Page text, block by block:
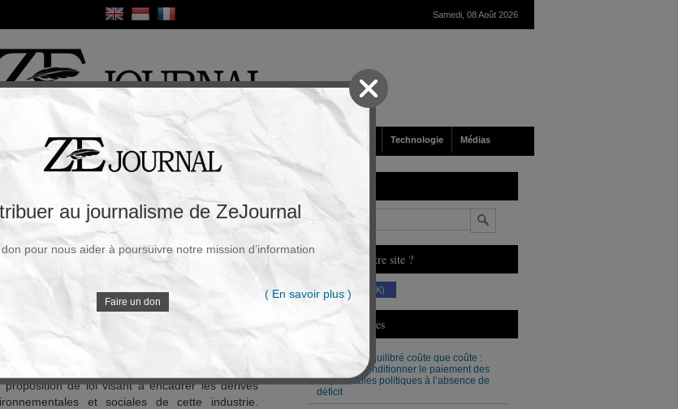
Samedi, 08 Août 2026
Religion Sport France / Europe Société Technologie Médias
reconversion très douteuse de
Souscrire à la newsletter
ministre de l’Intérieur, Christophe Castaner, a
trouvé une nouvelle vocation : conseiller
l’empire chinois de la mode jetable, sur les
à pic, alors que l’Assemblée nationale examine
proposition de loi visant à encadrer les dérives
et sociales de cette industrie.
Vous aimez notre site ?
(230 K)
Derniers Articles
Un budget équilibré coûte que coûte :
Milei veut conditionner le paiement des
responsables politiques à l’absence de
déficit
au journalisme de ZeJournal
pour nous aider à poursuivre notre mission d’information
Faire un don
( En savoir plus )